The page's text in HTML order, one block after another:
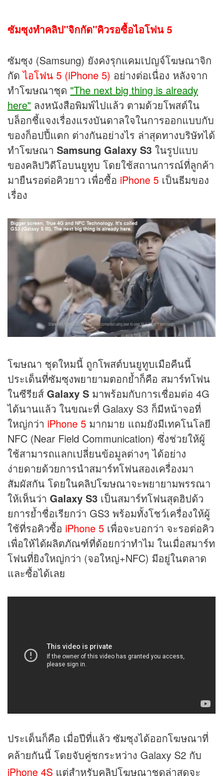
ซัมซุงทำคลิป"จิกกัด"คิวรอซื้อไอโฟน 5
ซัมซุง (Samsung) ยังคงรุกแคมเปญจ์โฆษณาจิก
กัดไอโฟน 5 (iPhone 5) อย่างต่อเนื่อง หลังจาก
ทำโฆษณาชุด "The next big thing is already
here" ลงหนังสือพิมพ์ไปแล้ว ตามด้วยโพสต์ใน
บล็อกชี้แจงเรื่องแรงบันดาลใจในการออกแบบกับ
ของก็อปปี้แตก ต่างกันอย่างไร ล่าสุดทางบริษัทได้
ทำโฆษณา Samsung Galaxy S3 ในรูปแบบ
ของคลิปวิดีโอบนยูทูบ โดยใช้สถานการณ์ที่ลูกค้า
มายืนรอต่อคิวยาว เพื่อซื้อ iPhone 5 เป็นธีมของ
เรื่อง
โฆษณา ชุดใหมนี้ ถูกโพสต์บนยูทูบเมือคืนนี้
ประเด็นที่ซัมซุงพยายามตอกย้ำก็คือ สมาร์ทโฟน
ในซีรียส์ Galaxy S มาพร้อมกับการเชื่อมต่อ 4G
ได้นานแล้ว ในขณะที่ Galaxy S3 ก็มีหน้าจอที่
ใหญ่กว่า iPhone 5 มากมาย แถมยังมีเทคโนโลยี
NFC (Near Field Communication) ซึ่งช่วยให้ผู้
ใช้สามารถแลกเปลี่ยนข้อมูลต่างๆ ได้อย่าง
ง่ายดายด้วยการนำสมาร์ทโฟนสองเครื่องมา
สัมผัสกัน โดยในคลิปโฆษณาจะพยายามพรรณา
ให้เห็นว่า Galaxy S3 เป็นสมาร์ทโฟนสุดฮิปด้ว
ยการย้ำชื่อเรียกว่า GS3 พร้อมทั้งโชว์เครื่องให้ผู้
ใช้ที่รอคิวซื้อ iPhone 5 เพื่อจะบอกว่า จะรอต่อคิว
เพื่อให้ได้ผลิตภัณฑ์ที่ด้อยกว่าทำไม ในเมื่อสมาร์ท
โฟนที่ยิงใหญ่กว่า (จอใหญ่+NFC) มีอยู่ในตลาด
และซื้อได้เลย
ประเด็นก็คือ เมื่อปีที่แล้ว ซัมซุงได้ออกโฆษณาที่
คล้ายกันนี้ โดยจับคู่ชกระหว่าง Galaxy S2 กับ
iPhone 4S แต่สำหรับคลิปโฆษณาชุดล่าสุดจะ